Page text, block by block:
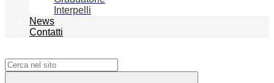
Interpelli
News
Contatti